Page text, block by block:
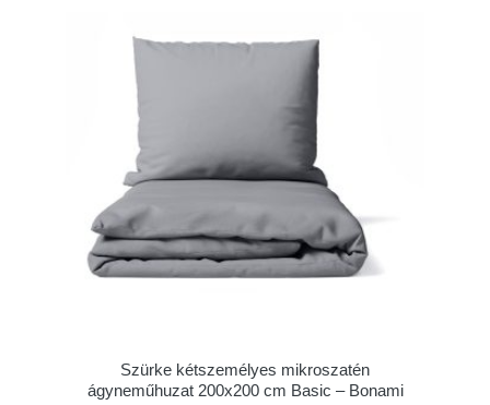
Szürke kétszemélyes mikroszatén
ágyneműhuzat 200x200 cm Basic – Bonami